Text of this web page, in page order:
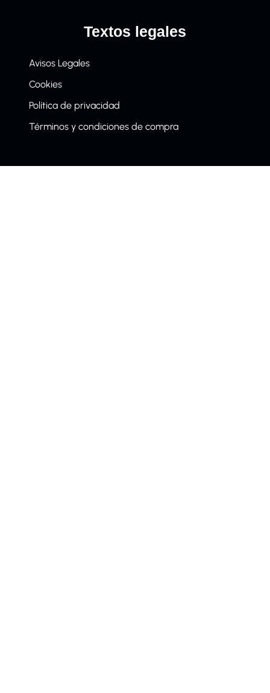
Textos legales
Avisos Legales
Cookies
Política de privacidad
Términos y condiciones de compra